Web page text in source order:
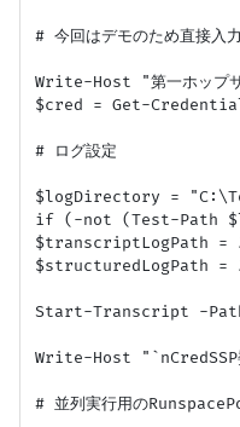
# 今回はデモのため直接入
Write-Host "第一ホップ
$cred = Get-
# ログ設定
$logDirectory =
if (-not (Test-Path
$transcriptLogPath =
$structuredLogPath =
Start-Transcript -
Write-Host "`nCredSSP
# 並列実行用の